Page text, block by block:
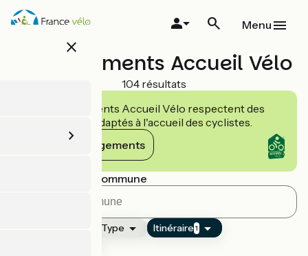
Aller
au
close
Menu
Hébergements Accueil Vélo
104 résultats
Les établissements Accueil Vélo respectent des
engagements adaptés à l'accueil des cyclistes.
Voir les engagements
Rechercher par commune
Type Itinéraire1